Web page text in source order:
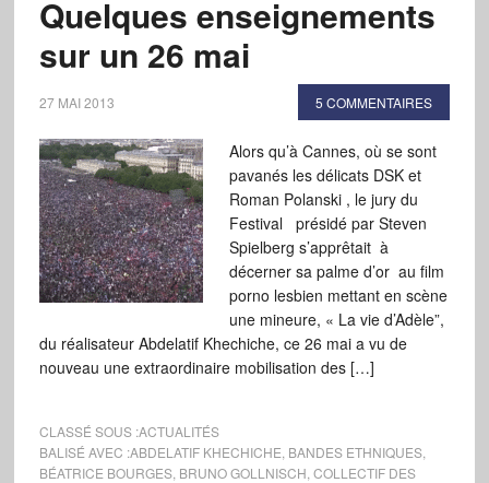
Quelques enseignements
sur un 26 mai
27 MAI 2013 5 COMMENTAIRES
Alors qu’à Cannes, où se sont
pavanés les délicats DSK et
Roman Polanski , le jury du
Festival présidé par Steven
Spielberg s’apprêtait à
décerner sa palme d’or au film
porno lesbien mettant en scène
une mineure, « La vie d’Adèle”,
du réalisateur Abdelatif Khechiche, ce 26 mai a vu de
nouveau une extraordinaire mobilisation des […]
CLASSÉ SOUS :ACTUALITÉS
BALISÉ AVEC :ABDELATIF KHECHICHE BANDES ETHNIQUES,
BÉATRICE BOURGES, BRUNO GOLLNISCH COLLECTIF DES